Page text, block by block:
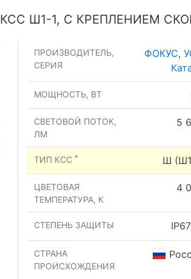
КСС Ш1-1, С КРЕПЛЕНИЕМ
ПРОИЗВОДИТЕЛЬ,
СЕРИЯ
ФОКУС,
МОЩНОСТЬ, ВТ
СВЕТОВОЙ ПОТОК,
ЛМ
5
ТИП КСС * Ш
ЦВЕТОВАЯ
ТЕМПЕРАТУРА, К
4
СТЕПЕНЬ ЗАЩИТЫ
СТРАНА
ПРОИСХОЖДЕНИЯ